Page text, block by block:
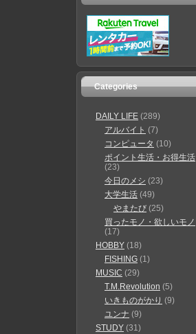
Categories
DAILY LIFE (289)
アルバイト (7)
コンピュータ (10)
ポイント生活・お得生活
(23)
今日のメシ (23)
大学生活 (49)
やまたび (25)
買ったモノ・欲しいモノ
(17)
HOBBY (18)
FISHING (1)
MUSIC (29)
T.M.Revolution (5)
いきものがかり (9)
ユンナ (9)
STUDY (31)